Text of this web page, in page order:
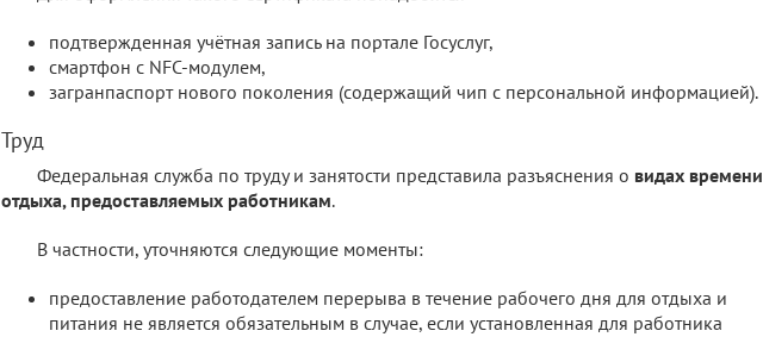
подтвержденная учётная запись на портале Госуслуг,
смартфон с NFC-модулем,
загранпаспорт нового поколения (содержащий чип с персональной информацией).
Труд
Федеральная служба по труду и занятости представила разъяснения о видах времени
отдыха, предоставляемых работникам.
В частности, уточняются следующие моменты:
предоставление работодателем перерыва в течение рабочего дня для отдыха и
питания не является обязательным в случае, если установленная для работника